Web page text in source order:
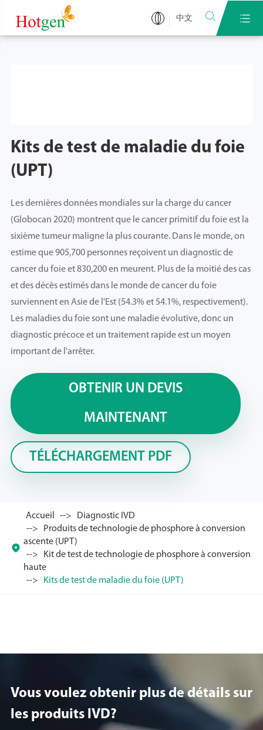
中文  
Kits de test de maladie du foie
(UPT)
Les dernières données mondiales sur la charge du cancer
(Globocan 2020) montrent que le cancer primitif du foie est la
sixième tumeur maligne la plus courante. Dans le monde, on
estime que 905,700 personnes reçoivent un diagnostic de
cancer du foie et 830,200 en meurent. Plus de la moitié des cas
et des décès estimés dans le monde de cancer du foie
surviennent en Asie de l'Est (54.3% et 54.1%, respectivement).
Les maladies du foie sont une maladie évolutive, donc un
diagnostic précoce et un traitement rapide est un moyen
important de l'arrêter.
OBTENIR UN DEVIS
MAINTENANT
TÉLÉCHARGEMENT PDF

Accueil
Diagnostic IVD
Produits de technologie de phosphore à conversion
ascente (UPT)
Kit de test de technologie de phosphore à conversion
haute
Kits de test de maladie du foie (UPT)
Vous voulez obtenir plus de détails sur
les produits lVD?